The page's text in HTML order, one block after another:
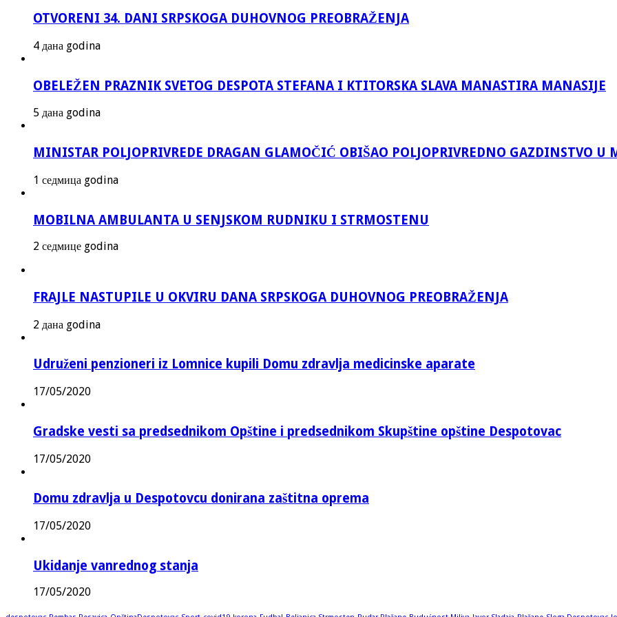
OTVORENI 34. DANI SRPSKOGA DUHOVNOG PREOBRAŽENJA
4 дана godina
OBELEŽEN PRAZNIK SVETOG DESPOTA STEFANA I KTITORSKA SLAVA MANASTIRA MANASIJE
5 дана godina
MINISTAR POLJOPRIVREDE DRAGAN GLAMOČIĆ OBIŠAO POLJOPRIVREDNO GAZDINSTVO U
1 седмица godina
MOBILNA AMBULANTA U SENJSKOM RUDNIKU I STRMOSTENU
2 седмице godina
FRAJLE NASTUPILE U OKVIRU DANA SRPSKOGA DUHOVNOG PREOBRAŽENJA
2 дана godina
Udruženi penzioneri iz Lomnice kupili Domu zdravlja medicinske aparate
17/05/2020
Gradske vesti sa predsednikom Opštine i predsednikom Skupštine opštine Despotovac
17/05/2020
Domu zdravlja u Despotovcu donirana zaštitna oprema
17/05/2020
Ukidanje vanrednog stanja
17/05/2020